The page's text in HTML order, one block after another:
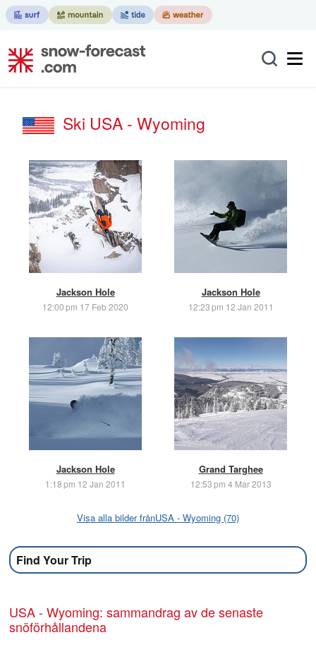
Ski USA - Wyoming
Jackson Hole
12:00 pm 17 Feb 2020
Jackson Hole
12:23 pm 12 Jan 2011
Jackson Hole
1:18 pm 12 Jan 2011
Grand Targhee
12:53 pm 4 Mar 2013
Visa alla bilder frånUSA - Wyoming (70)
Find Your Trip
USA - Wyoming: sammandrag av de senaste
snöförhållandena